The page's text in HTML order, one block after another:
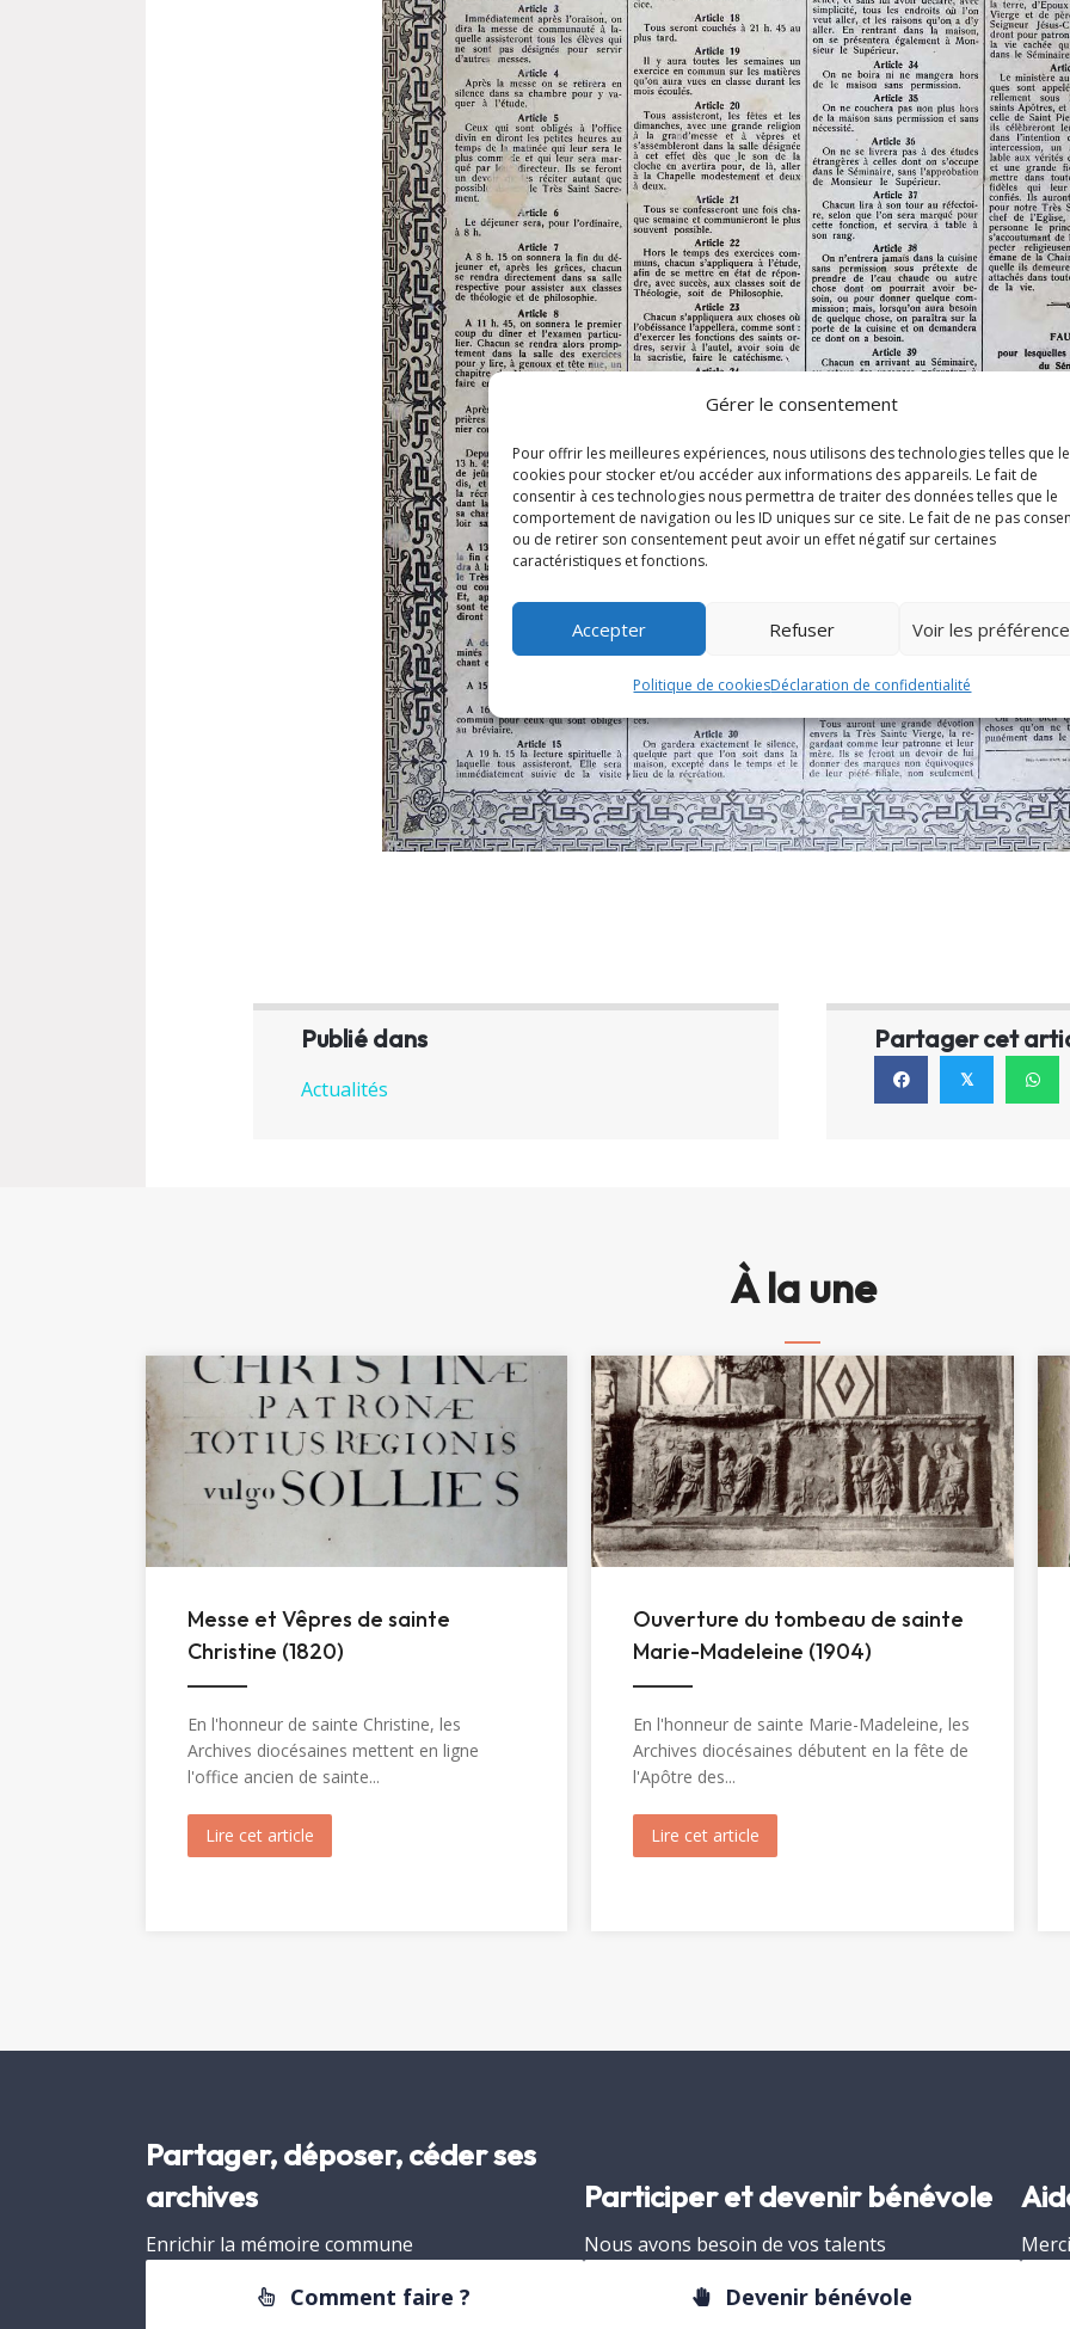
Gérer le consentement
Pour offrir les meilleures expériences, nous utilisons des technologies telles que
cookies pour stocker et/ou accéder aux informations des appareils. Le fait de
consentir à ces technologies nous permettra de traiter des données telles que le
comportement de navigation ou les ID uniques sur ce site. Le fait de ne pas
ou de retirer son consentement peut avoir un effet négatif sur certaines
caractéristiques et fonctions.
Accepter Refuser Voir les
Politique de cookiesDéclaration de confidentialité
Publié dans
Actualités
Partager cet
𝕏
À la une
Messe et Vêpres de sainte
Christine (1820)
En l'honneur de sainte Christine, les
Archives diocésaines mettent en ligne
l'office ancien de sainte...
Lire cet article about Messe et Vêpres de sainte Christine (1820)
Ouverture du tombeau de sainte
Marie-Madeleine (1904)
En l'honneur de sainte Marie-Madeleine, les
Archives diocésaines débutent en la fête de
l'Apôtre des...
Lire cet article
Partager, déposer, céder ses
archives
Enrichir la mémoire commune
Comment faire ?
Participer et devenir bénévole
Nous avons besoin de vos talents
Devenir bénévole